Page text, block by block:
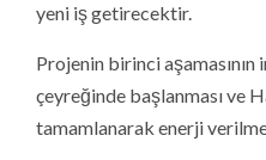
yeni iş getirecektir.
Projenin birinci aşamasının
çeyreğinde başlanması ve
tamamlanarak enerji